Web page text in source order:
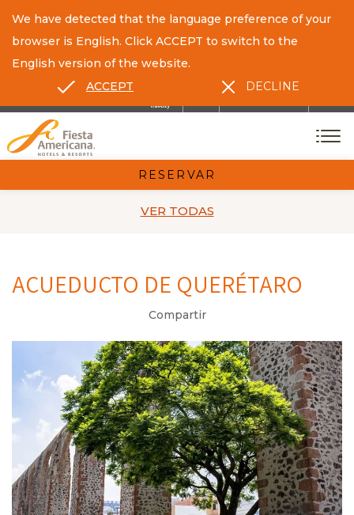
CONTACTO
RESERVAR
We have detected that the language preference of your
browser is English. Click ACCEPT to switch to the
English version of the website.
ACCEPT
DECLINE
VER TODAS
ACUEDUCTO DE QUERÉTARO
Compartir